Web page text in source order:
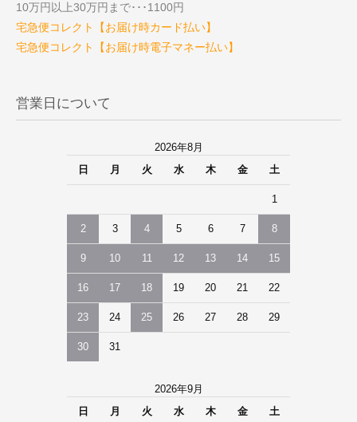
10万円以上30万円まで･･･1100円
宅急便コレクト【お届け時カード払い】
宅急便コレクト【お届け時電子マネー払い】
営業日について
2026年8月
日
月 火 水 木 金 土
1
2 3 4 5 6 7 8
9 10 11 12 13 14 15
16 17 18 19 20 21 22
23 24 25 26 27 28 29
30 31
2026年9月
日
月 火 水 木 金 土